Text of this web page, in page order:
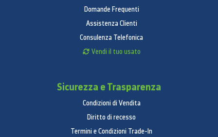
Allarme porta
Refrigerante
Compressore
Compressore Digital Inverter
Domande Frequenti
Assistenza Clienti
Consulenza Telefonica
Vendi il tuo usato
Sicurezza e Trasparenza
Condizioni di Vendita
Diritto di recesso
Termini e Condizioni Trade-In